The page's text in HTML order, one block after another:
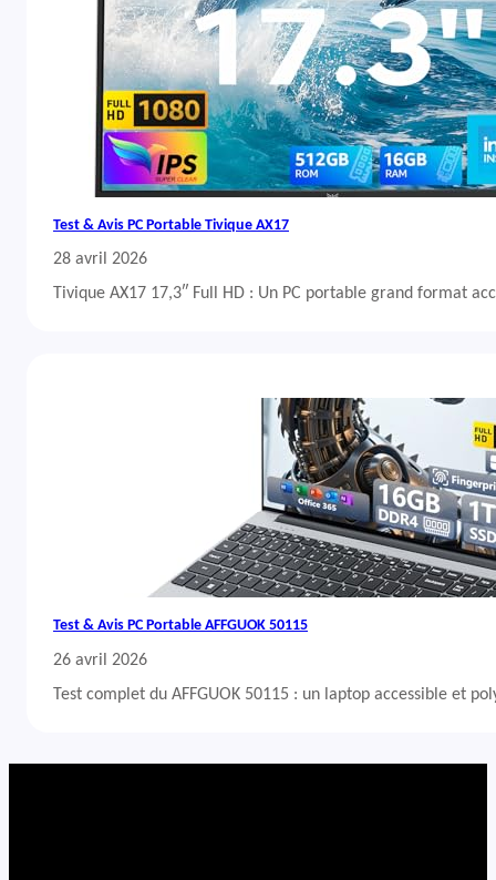
Test & Avis PC Portable Tivique AX17
28 avril 2026
Tivique AX17 17,3″ Full HD : Un PC portable grand format
Test & Avis PC Portable AFFGUOK 50115
26 avril 2026
Test complet du AFFGUOK 50115 : un laptop accessible